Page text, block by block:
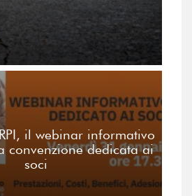
il webinar informativo
convenzione dedicata ai
soci